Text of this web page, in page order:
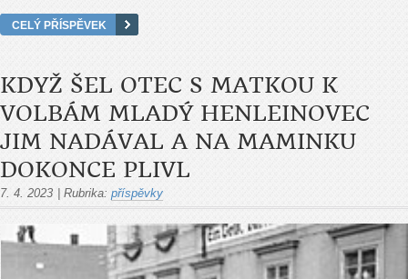
CELÝ PŘÍSPĚVEK
KDYŽ ŠEL OTEC S MATKOU K
VOLBÁM MLADÝ HENLEINOVEC
JIM NADÁVAL A NA MAMINKU
DOKONCE PLIVL
7. 4. 2023 | Rubrika: příspěvky